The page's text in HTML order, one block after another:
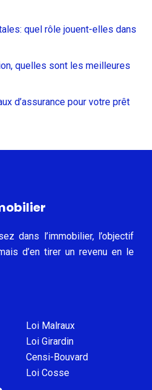
quel rôle jouent-elles dans
quelles sont les meilleures
d’assurance pour votre prêt
dans l’immobilier, l’objectif
d’en tirer un revenu en le
Loi Malraux
Loi Girardin
Censi-Bouvard
Loi Cosse